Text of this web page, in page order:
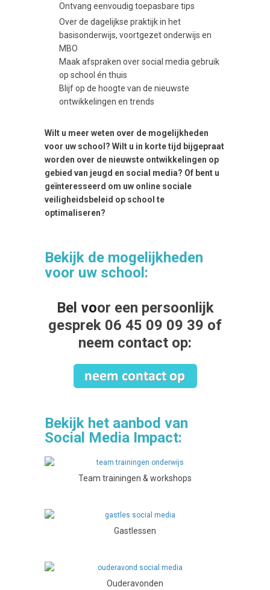
Ontvang eenvoudig toepasbare tips
Over de dagelijkse praktijk in het
basisonderwijs, voortgezet onderwijs en
MBO
Maak afspraken over social media gebruik
op school én thuis
Blijf op de hoogte van de nieuwste
ontwikkelingen en trends
Wilt u meer weten over de mogelijkheden
voor uw school? Wilt u in korte tijd bijgepraat
worden over de nieuwste ontwikkelingen op
gebied van jeugd en social media? Of bent u
geïnteresseerd om uw online sociale
veiligheidsbeleid op school te
optimaliseren?
Bekijk de mogelijkheden
voor uw school:
Bel voor een persoonlijk
gesprek 06 45 09 09 39 of
neem contact op:
Bekijk het aanbod van
Social Media Impact:
Team trainingen & workshops
Gastlessen
Ouderavonden